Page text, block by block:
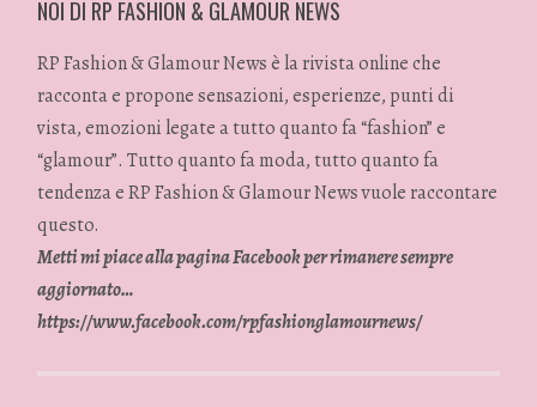
NOI DI RP FASHION & GLAMOUR NEWS
RP Fashion & Glamour News è la rivista online che
racconta e propone sensazioni, esperienze, punti di
vista, emozioni legate a tutto quanto fa “fashion” e
“glamour”. Tutto quanto fa moda, tutto quanto fa
tendenza e RP Fashion & Glamour News vuole raccontare
questo.
Metti mi piace alla pagina Facebook per rimanere sempre
aggiornato…
https://www.facebook.com/rpfashionglamournews/